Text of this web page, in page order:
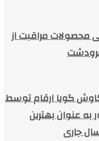
محصولات مراقبت از
گویا ارقام توسط
به عنوان بهترین
جاری